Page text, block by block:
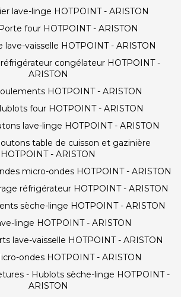
lave-linge HOTPOINT - ARISTON
four HOTPOINT - ARISTON
vaisselle HOTPOINT - ARISTON
congélateur HOTPOINT -
ARISTON
HOTPOINT - ARISTON
four HOTPOINT - ARISTON
lave-linge HOTPOINT - ARISTON
table de cuisson et gazinière
HOTPOINT - ARISTON
micro-ondes HOTPOINT - ARISTON
réfrigérateur HOTPOINT - ARISTON
sèche-linge HOTPOINT - ARISTON
linge HOTPOINT - ARISTON
lave-vaisselle HOTPOINT - ARISTON
ondes HOTPOINT - ARISTON
- Hublots sèche-linge HOTPOINT -
ARISTON